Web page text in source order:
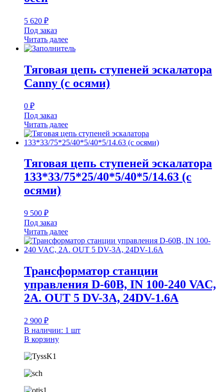
5 620 ₽
Под заказ
Читать далее
Тяговая цепь ступеней эскалатора
Canny (с осями)
0 ₽
Под заказ
Читать далее
Тяговая цепь ступеней эскалатора
133*33/75*25/40*5/40*5/14.63 (с
осями)
9 500 ₽
Под заказ
Читать далее
Трансформатор станции
управления D-60B, IN 100-240 VAC,
2A. OUT 5 DV-3A, 24DV-1.6A
2 900 ₽
В наличии: 1 шт
В корзину